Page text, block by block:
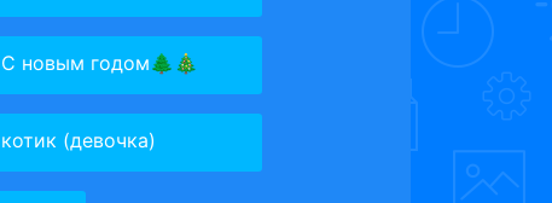
С новым годом🌲🎄
котик (девочка)